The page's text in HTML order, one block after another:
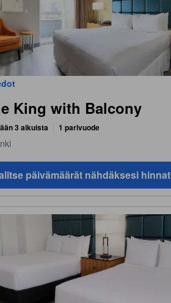
King with Balcony
3 aikuista 1 parivuode
päivämäärät nähdäksesi hinnat